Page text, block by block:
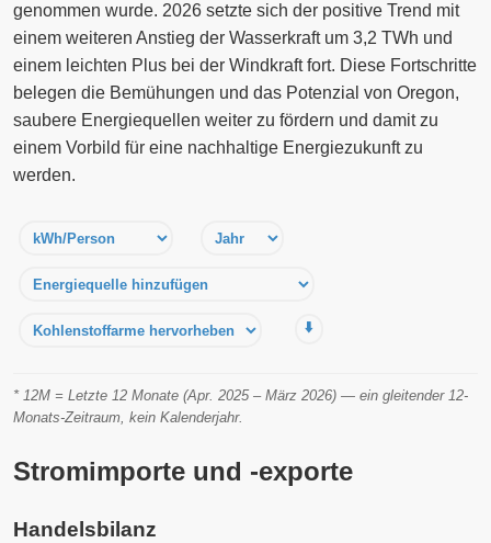
genommen wurde. 2026 setzte sich der positive Trend mit
einem weiteren Anstieg der Wasserkraft um 3,2 TWh und
einem leichten Plus bei der Windkraft fort. Diese Fortschritte
belegen die Bemühungen und das Potenzial von Oregon,
saubere Energiequellen weiter zu fördern und damit zu
einem Vorbild für eine nachhaltige Energiezukunft zu
werden.
⬇️
* 12M = Letzte 12 Monate (Apr. 2025 – März 2026) — ein gleitender 12-
Monats-Zeitraum, kein Kalenderjahr.
Stromimporte und -exporte
Handelsbilanz